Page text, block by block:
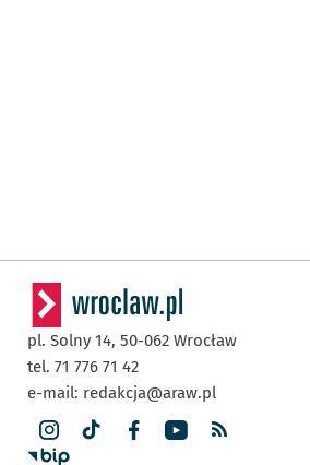
pl. Solny 14, 50-062 Wrocław
tel. 71 776 71 42
e-mail: redakcja@araw.pl